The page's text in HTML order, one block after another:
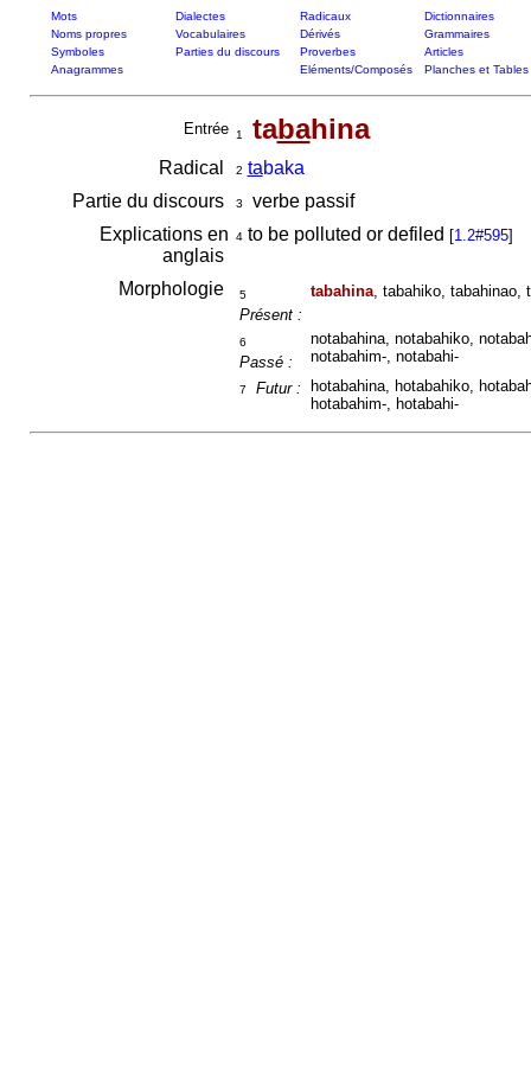
Mots Dialectes Radicaux
Dictionnaires
Noms propres
Vocabulaires Dérivés
Grammaires
Symboles
Parties du discours Proverbes
Articles
Anagrammes
Eléments/Composés Planches et Tables
Entrée 1 tabahina
Radical 2 tabaka
Partie du discours
3
verbe passif
Explications en
anglais
4to be polluted or defiled [1.2#595]
Morphologie 5
Présent :
tabahina, tabahiko, tabahinao,
6
Passé :
notabahina, notabahiko,
notabahim-, notabahi-
7 Futur :
hotabahina, hotabahiko,
hotabahim-, hotabahi-